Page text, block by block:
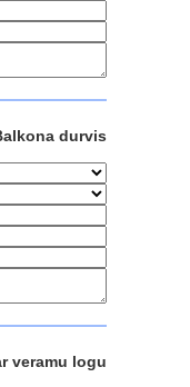
durvis
veramu logu